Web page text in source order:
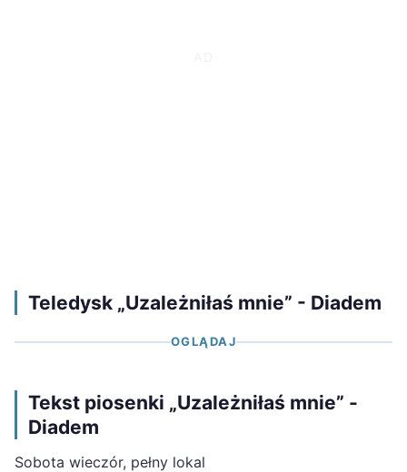
Teledysk „Uzależniłaś mnie” - Diadem
OGLĄDAJ
Tekst piosenki „Uzależniłaś mnie” -
Diadem
Sobota wieczór, pełny lokal